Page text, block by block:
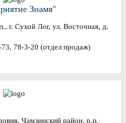
Знамя"
г. Сухой Лог, ул. Восточная, д.
78-3-20 (отдел продаж)
Чамзинский район, р.п.